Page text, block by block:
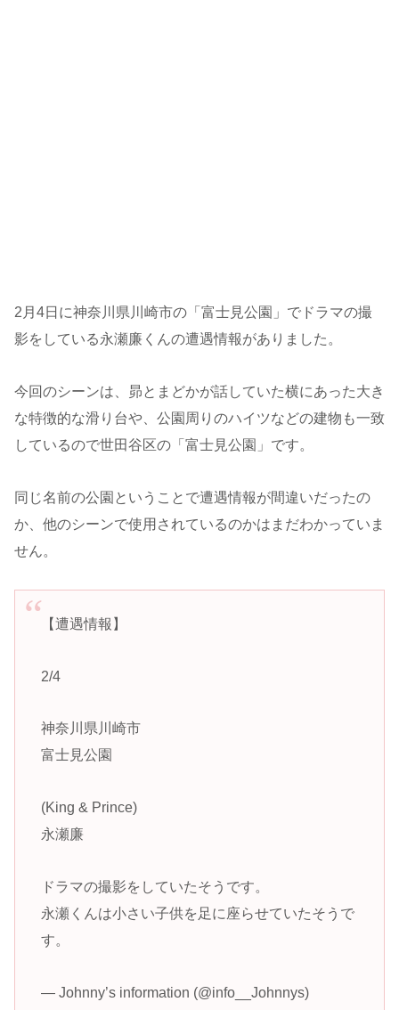
2月4日に神奈川県川崎市の「富士見公園」でドラマの撮
影をしている永瀬廉くんの遭遇情報がありました。
今回のシーンは、昴とまどかが話していた横にあった大き
な特徴的な滑り台や、公園周りのハイツなどの建物も一致
しているので世田谷区の「富士見公園」です。
同じ名前の公園ということで遭遇情報が間違いだったの
か、他のシーンで使用されているのかはまだわかっていま
せん。
【遭遇情報】
2/4
神奈川県川崎市
富士見公園
(King & Prince)
永瀬廉
ドラマの撮影をしていたそうです。
永瀬くんは小さい子供を足に座らせていたそうで
す。
— Johnny’s information (@info__Johnnys)